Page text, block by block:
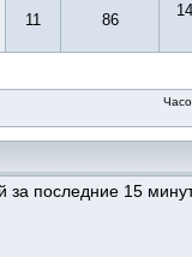
11 86
за последние 15